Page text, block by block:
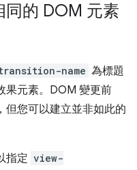
的 DOM 元素
name 為標題
果元素。DOM 變更前
但您可以建立並非如此的
指定 view-